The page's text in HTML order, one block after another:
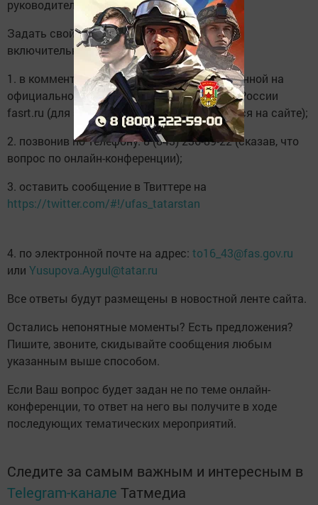
руководителя Козел Павел Анатольевич.
Задать свой вопрос можно до 24 февраля
включительно следующими способами:
1. в комментариях к этой новости, размещенной на
официальном сайте Татарстанского УФАС России
fasrt.ru (для этого нужно зарегистрироваться на сайте);
2. позвонив по телефону: 8 (843) 236-89-22 (сказав, что
вопрос по онлайн-конференции);
3. оставить сообщение в Твиттере на
https://twitter.com/#!/ufas_tatarstan
4. по электронной почте на адрес: to16_43@fas.gov.ru
или Yusupova.Aygul@tatar.ru
Все ответы будут размещены в новостной ленте сайта.
Остались непонятные моменты? Есть предложения?
Пишите, звоните, скидывайте сообщения любым
указанным выше способом.
Если Ваш вопрос будет задан не по теме онлайн-
конференции, то ответ на него вы получите в ходе
последующих тематических мероприятий.
Следите за самым важным и интересным в
Telegram-канале Татмедиа